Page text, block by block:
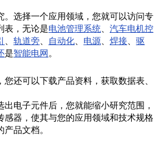
。选择一个应用领域，您就可以访问专
表，无论是电池管理系统
汽车电机控
轨道旁 自动化 电源 焊接
驱
是智能电网。
还可以下载产品资料，获取数据表、
电子元件后，您就能缩小研究范围，
感器，使其与您的应用领域和技术规格
品文档。